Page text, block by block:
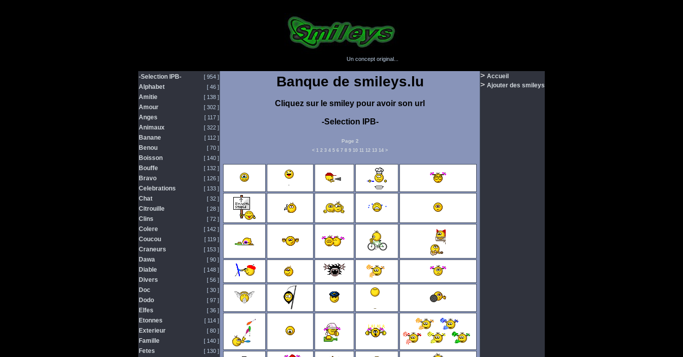
Un concept original...
Banque de smileys.lu
Cliquez sur le smiley pour avoir son url
-Selection IPB-
Page 2
< 1 2 3 4 5 6 7 8 9 10 11 12 13 14 >
-Selection IPB- [ 954 ]
Alphabet [ 46 ]
Amitie [ 138 ]
Amour [ 302 ]
Anges [ 117 ]
Animaux [ 322 ]
Banane [ 112 ]
Benou [ 70 ]
Boisson [ 140 ]
Bouffe [ 132 ]
Bravo [ 126 ]
Celebrations [ 133 ]
Chat [ 32 ]
Citrouille [ 28 ]
Clins [ 72 ]
Colere [ 142 ]
Coucou [ 119 ]
Craneurs [ 153 ]
Dawa [ 90 ]
Diable [ 148 ]
Divers [ 56 ]
Doc [ 30 ]
Dodo [ 97 ]
Elfes [ 36 ]
Etonnes [ 114 ]
Exterieur [ 80 ]
Famille [ 140 ]
Fetes [ 130 ]
> Accueil
> Ajouter des smileys